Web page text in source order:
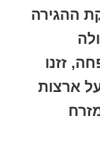
ההגירה
זזנו
ארצות